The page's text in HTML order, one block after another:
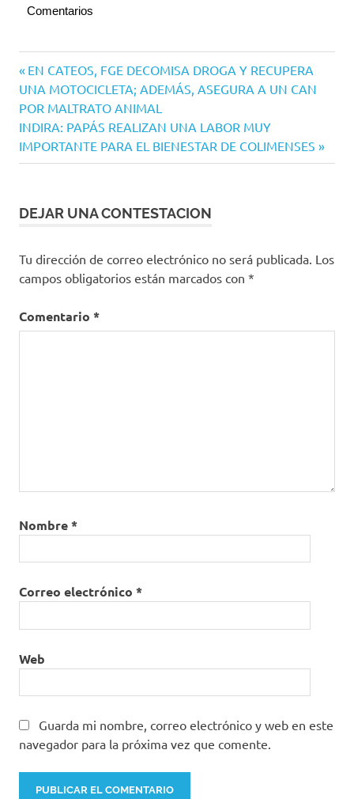
Comentarios
Navegación
de
entradas
Entrada
anterior:
EN CATEOS, FGE DECOMISA DROGA Y RECUPERA
UNA MOTOCICLETA; ADEMÁS, ASEGURA A UN CAN
POR MALTRATO ANIMAL
Siguiente
entrada:
INDIRA: PAPÁS REALIZAN UNA LABOR MUY
IMPORTANTE PARA EL BIENESTAR DE COLIMENSES
DEJAR UNA CONTESTACION
Tu dirección de correo electrónico no será publicada. Los
campos obligatorios están marcados con *
Comentario *
Nombre*
Correo electrónico *
Web
Guarda mi nombre, correo electrónico y web en este
navegador para la próxima vez que comente.